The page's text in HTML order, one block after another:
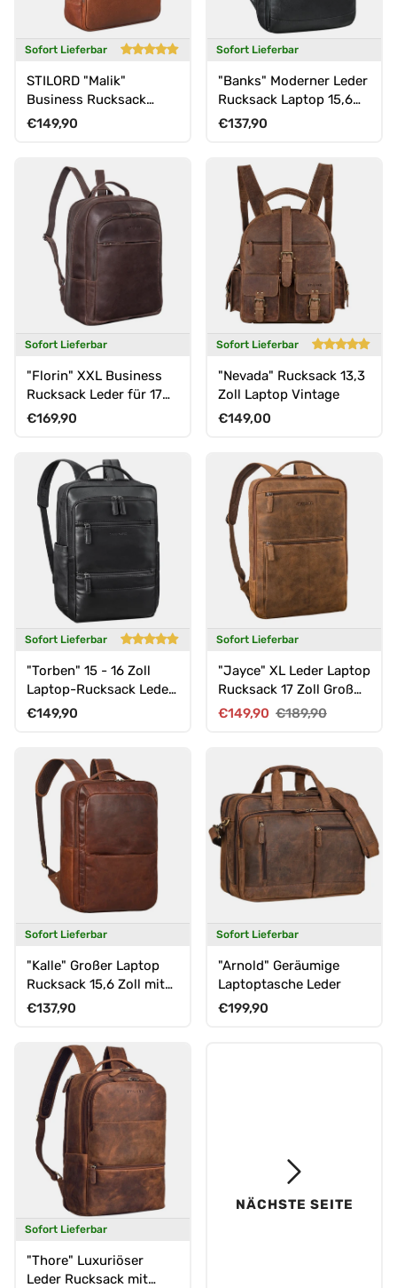
Sofort Lieferbar
STILORD "Malik"
Business Rucksack
Leder Groß Herren
Normaler Preis
€149,90
Sofort Lieferbar
"Banks" Moderner Leder
Rucksack Laptop 15,6
Zoll
Normaler Preis
€137,90
Sofort Lieferbar
"Florin" XXL Business
Rucksack Leder für 17
Zoll Laptop Herren &
Normaler Preis
€169,90
Sofort Lieferbar
"Nevada" Rucksack 13,3
Zoll Laptop Vintage
Normaler Preis
€149,00
Sofort Lieferbar
"Torben" 15 - 16 Zoll
Laptop-Rucksack Leder
Groß für Herren &
Normaler Preis
€149,90
Sofort Lieferbar
"Jayce" XL Leder Laptop
Rucksack 17 Zoll Groß
für Herren und Damen
Verkaufspreis
€149,90 Normaler Preis
€189,90
Sofort Lieferbar
"Kalle" Großer Laptop
Rucksack 15,6 Zoll mit
vielen Fächern
Normaler Preis
€137,90
Sofort Lieferbar
"Arnold" Geräumige
Laptoptasche Leder
Normaler Preis
€199,90
Sofort Lieferbar
"Thore" Luxuriöser
Leder Rucksack mit
NÄCHSTE SEITE